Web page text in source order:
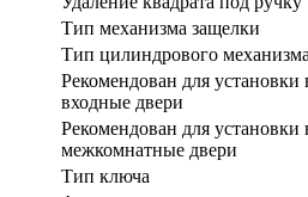
Тип механизма защелки
Тип цилиндрового механизма
Рекомендован для установки
входные двери
Рекомендован для установки
межкомнатные двери
Тип ключа